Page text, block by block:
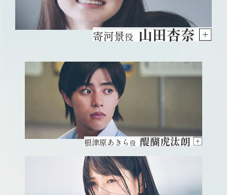
寄河景役 山田杏奈
根津原あきら役 醍醐虎汰朗